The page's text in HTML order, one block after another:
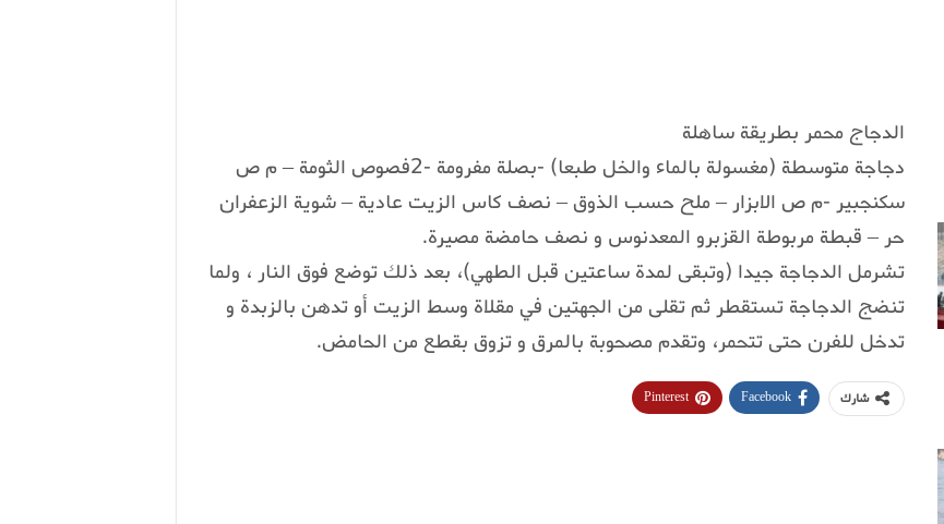
الدجاج محمر بطريقة ساهلة
دجاجة متوسطة (مغسولة بالماء والخل طبعا) -بصلة مفرومة -2فصوص الثومة – م ص
سكنجبير -م ص الابزار – ملح حسب الذوق – نصف كاس الزيت عادية – شوية الزعفران
حر – قبطة مربوطة القزبرو المعدنوس و نصف حامضة مصيرة.
تشرمل الدجاجة جيدا (وتبقى لمدة ساعتين قبل الطهي)، بعد ذلك توضع فوق النار ، ولما
تنضج الدجاجة تستقطر ثم تقلى من الجهتين في مقلاة وسط الزيت أو تدهن بالزبدة و
تدخل للفرن حتى تتحمر، وتقدم مصحوبة بالمرق و تزوق بقطع من الحامض.
شارك Facebook
Pinterest